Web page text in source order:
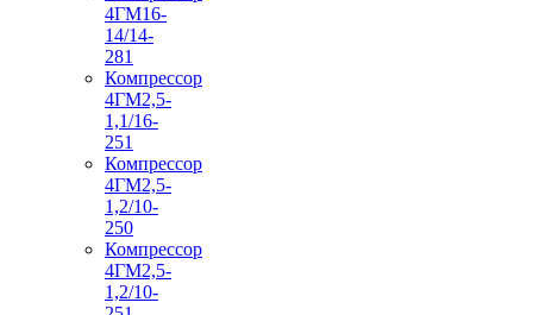
4ГМ16-
14/14-
281
Компрессор
4ГМ2,5-
1,1/16-
251
Компрессор
4ГМ2,5-
1,2/10-
250
Компрессор
4ГМ2,5-
1,2/10-